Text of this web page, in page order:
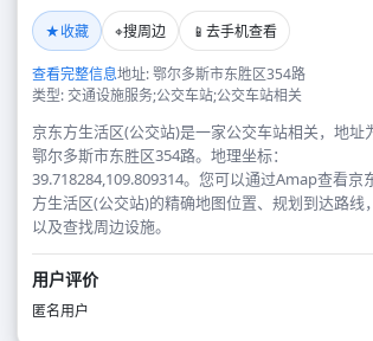
★收藏 ⌖搜周边 📱 去手机查看
查看完整信息地址: 鄂尔多斯市东胜区354路
类型: 交通设施服务;公交车站;公交车站相关
京东方生活区(公交站)是一家公交车站相关，地址
鄂尔多斯市东胜区354路。地理坐标：
39.718284,109.809314。您可以通过Amap查看京
方生活区(公交站)的精确地图位置、规划到达路线，
以及查找周边设施。
用户评价
匿名用户